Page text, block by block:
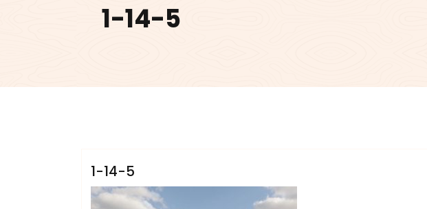
1-14-5
1-14-5